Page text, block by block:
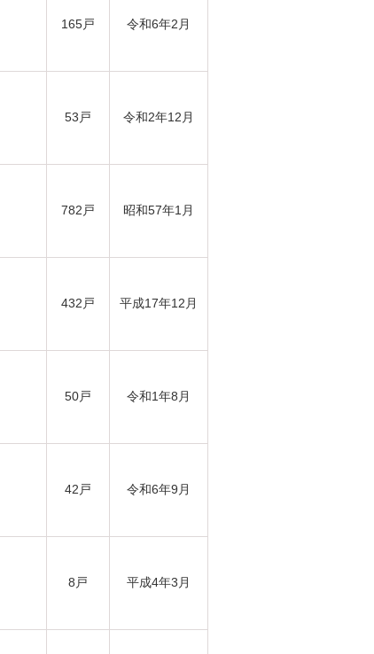
165戸 令和6年2月
53戸 令和2年12月
782戸 昭和57年1月
432戸 平成17年12月
50戸 令和1年8月
42戸 令和6年9月
8戸 平成4年3月